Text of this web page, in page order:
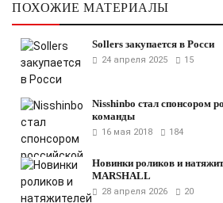
ПОХОЖИЕ МАТЕРИАЛЫ
Sollers закупается в Росси
24 апреля 2025 15
Nisshinbo стал спонсором
команды
16 мая 2018 184
Новинки роликов и
MARSHALL
28 апреля 2026 20